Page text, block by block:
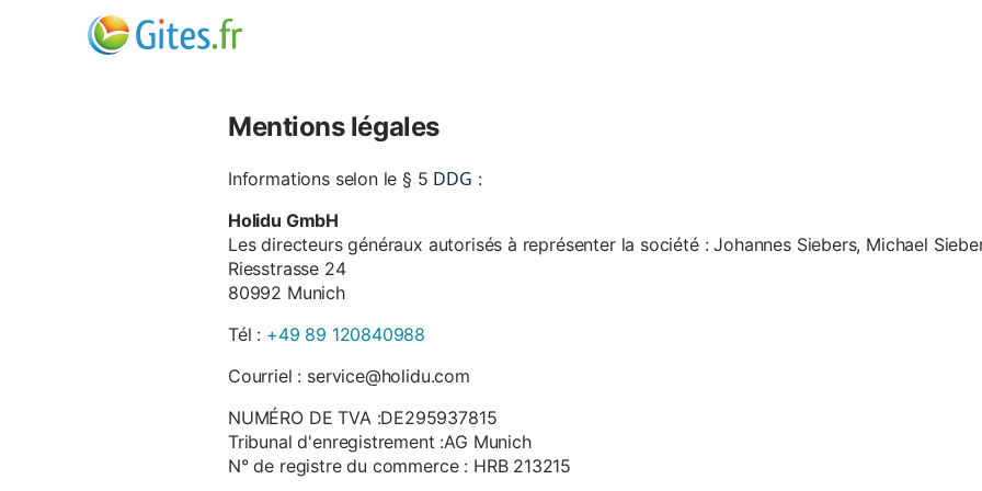
Mentions légales
Informations selon le § 5 DDG :
Holidu GmbH
Les directeurs généraux autorisés à représenter la société : Johannes Siebers, Michael
Riesstrasse 24
80992 Munich
Tél : +49 89 120840988
Courriel : service@holidu.com
NUMÉRO DE TVA :DE295937815
Tribunal d'enregistrement :AG Munich
N° de registre du commerce : HRB 213215